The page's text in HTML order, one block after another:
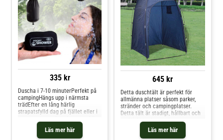
335 kr
Läs mer här
Duscha i 7-10 minuterPerfekt på
campingHängs upp i närmsta
trädEfter en lång härlig
strapatsfylld dag på fjället eller i
att ta en dusch. Med fickduschen
i bagaget är det bara att gå till
645 kr
Läs mer här
Detta duschtält är perfekt för
allmänna platser såsom parker,
stränder och campingplatser.
Detta tält är stadigt, hållbart och
glasfiberstänger. WC-tältet har ett
tak för extra avskildhet när du